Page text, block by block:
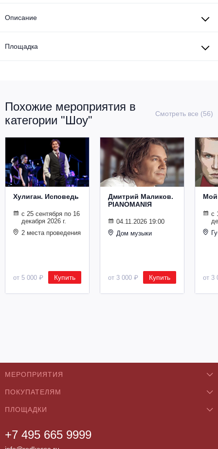
Описание
Площадка
Похожие мероприятия в
категории "Шоу"
Смотреть все (56)
Хулиган. Исповедь
с 25 сентября по 16
декабря 2026 г.
2 места проведения
от 5 000 ₽ Купить
Дмитрий Маликов.
PIANOMANIЯ
04.11.2026 19:00
Дом музыки
от 3 000 ₽ Купить
Мой
с
от 3
+7 495 665 9999
МЕРОПРИЯТИЯ
Концерты
Классика
Театры
ПОКУПАТЕЛЯМ
О нас
Как купить
ПЛОЩАДКИ
Бар/Ресторан/Кафе